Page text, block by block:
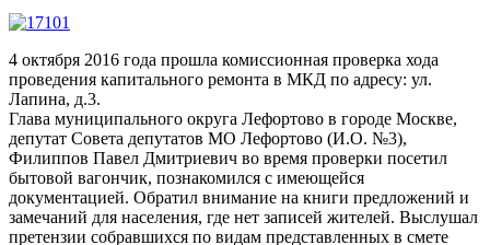
4 октября 2016 года прошла комиссионная проверка хода
проведения капитального ремонта в МКД по адресу: ул.
Лапина, д.3.
Глава муниципального округа Лефортово в городе Москве,
депутат Совета депутатов МО Лефортово (И.О. №3),
Филиппов Павел Дмитриевич во время проверки посетил
бытовой вагончик, познакомился с имеющейся
документацией. Обратил внимание на книги предложений и
замечаний для населения, где нет записей жителей. Выслушал
претензии собравшихся по видам представленных в смете